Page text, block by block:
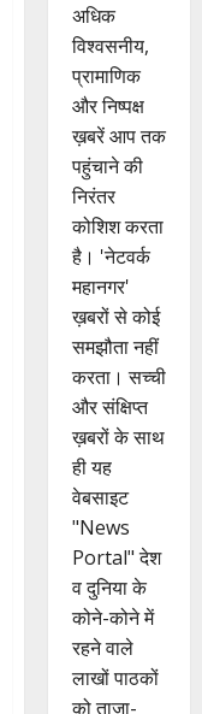
अधिक
विश्वसनीय,
प्रामाणिक
और निष्पक्ष
ख़बरें आप तक
पहुंचाने की
निरंतर
कोशिश करता
है। 'नेटवर्क
महानगर'
ख़बरों से कोई
समझौता नहीं
करता। सच्ची
और संक्षिप्त
ख़बरों के साथ
ही यह
वेबसाइट
"News
Portal" देश
व दुनिया के
कोने-कोने में
रहने वाले
लाखों पाठकों
को ताजा-